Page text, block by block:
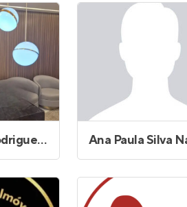
Alexandre Rodrigues de Oliveira